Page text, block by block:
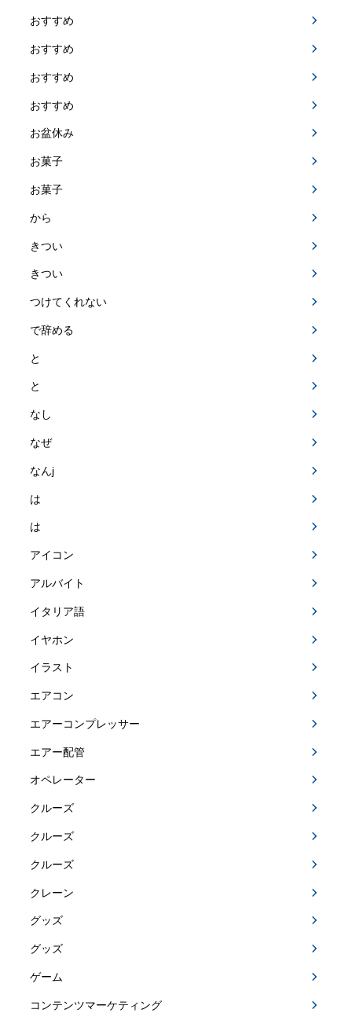
おすすめ
おすすめ
おすすめ
おすすめ
お盆休み
お菓子
お菓子
から
きつい
きつい
つけてくれない
で辞める
と
と
なし
なぜ
なんj
は
は
アイコン
アルバイト
イタリア語
イヤホン
イラスト
エアコン
エアーコンプレッサー
エアー配管
オペレーター
クルーズ
クルーズ
クルーズ
クレーン
グッズ
グッズ
ゲーム
コンテンツマーケティング